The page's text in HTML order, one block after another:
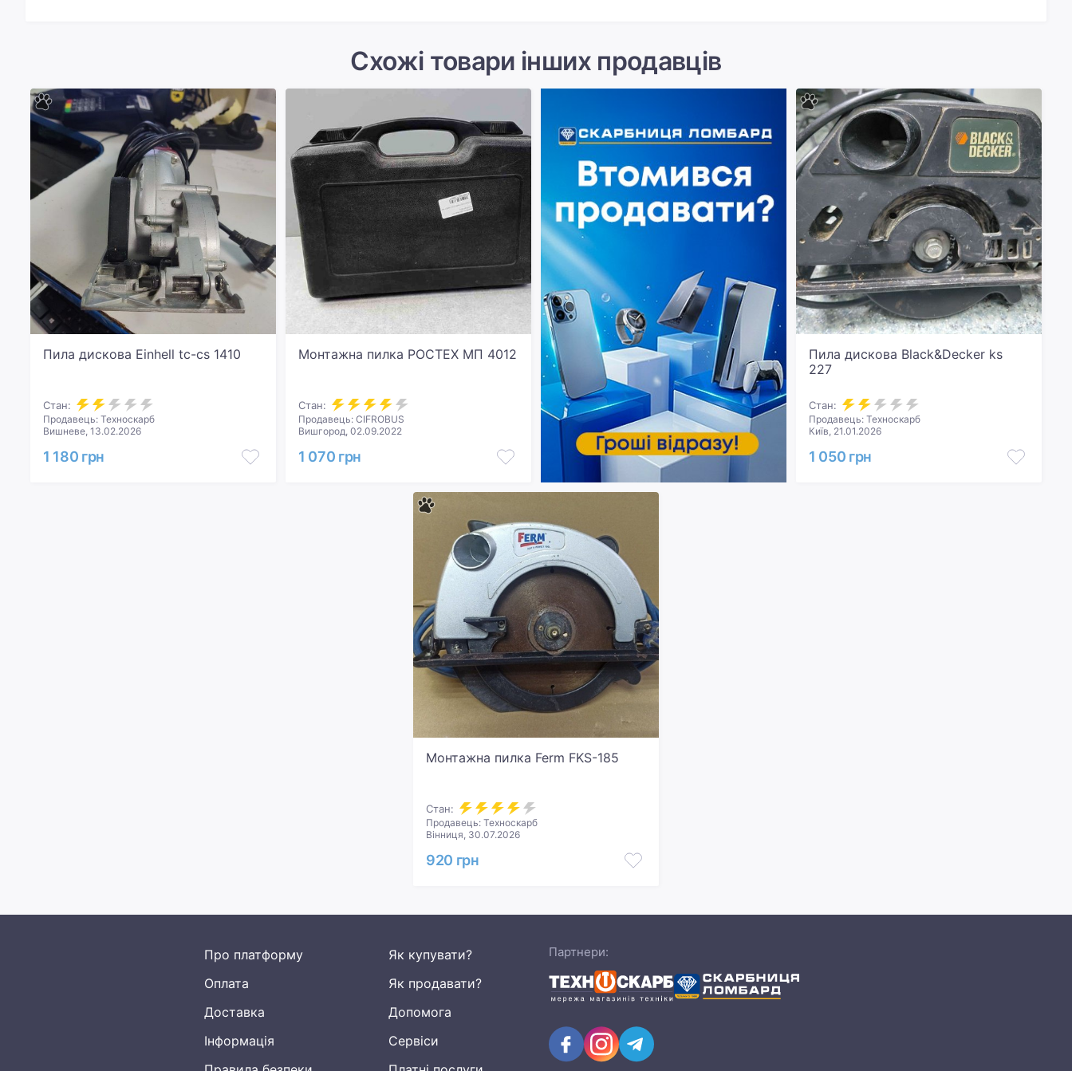
Схожі товари інших продавців
Пила дискова Einhell tc-cs 1410
Стан:
Продавець: Техноскарб
Вишневе, 13.02.2026
1 180 грн
Монтажна пилка РОСТЕХ МП 4012
Стан:
Продавець: CIFROBUS
Вишгород, 02.09.2022
1 070 грн
Пила дискова Black&Decker ks
227
Стан:
Продавець: Техноскарб
Київ, 21.01.2026
1 050 грн
Монтажна пилка Ferm FKS-185
Стан:
Продавець: Техноскарб
Вінниця, 30.07.2026
920 грн
Про платформу
Оплата
Доставка
Інформація
Як купувати?
Як продавати?
Допомога
Сервіси
Партнери: